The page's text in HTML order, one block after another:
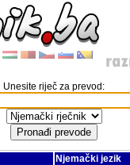
Unesite riječ za prevod:
Njemački jezik